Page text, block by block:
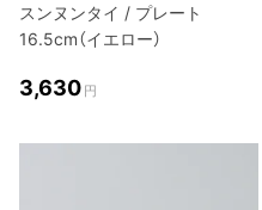
スンヌンタイ / プレート
16.5cm（イエロー）
3,630 円